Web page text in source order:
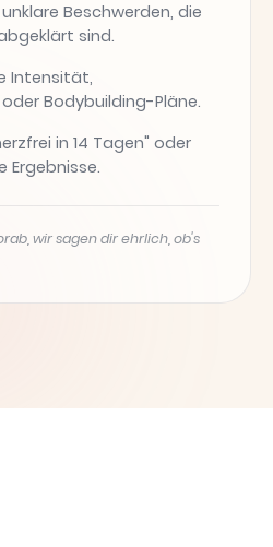
Beschwerden, die
sind.
Intensität,
Bodybuilding-Pläne.
in 14 Tagen" oder
Ergebnisse.
wir sagen dir ehrlich, ob's